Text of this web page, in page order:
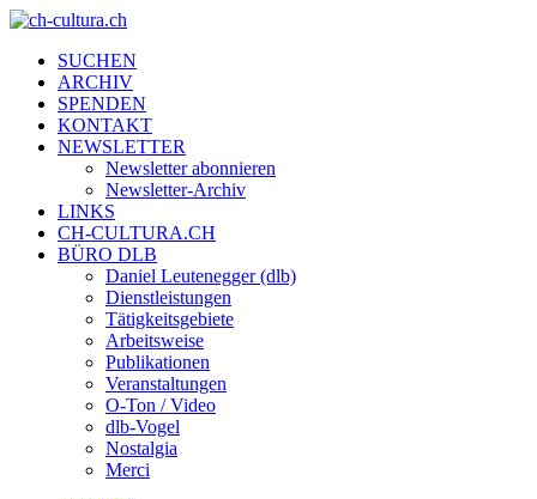
SUCHEN
ARCHIV
SPENDEN
KONTAKT
NEWSLETTER
Newsletter abonnieren
Newsletter-Archiv
LINKS
CH-CULTURA.CH
BÜRO DLB
Daniel Leutenegger (dlb)
Dienstleistungen
Tätigkeitsgebiete
Arbeitsweise
Publikationen
Veranstaltungen
O-Ton / Video
dlb-Vogel
Nostalgia
Merci